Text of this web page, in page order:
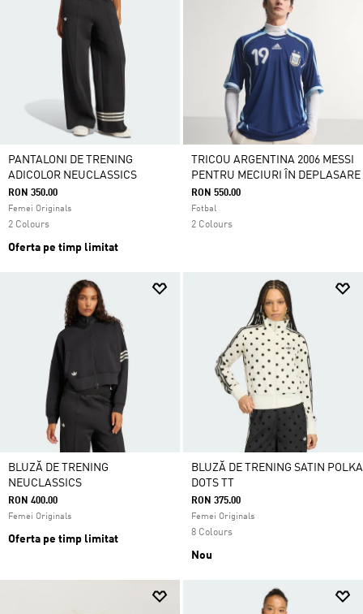
PANTALONI DE TRENING
ADICOLOR NEUCLASSICS
RON 350.00
Femei Originals
2 Colours
Oferta pe timp limitat
TRICOU ARGENTINA 2006 MESSI
PENTRU MECIURI ÎN DEPLASARE
RON 550.00
Fotbal
2 Colours
BLUZĂ DE TRENING
NEUCLASSICS
RON 400.00
Femei Originals
Oferta pe timp limitat
BLUZĂ DE TRENING SATIN POLKA
DOTS TT
RON 375.00
Femei Originals
8 Colours
Nou